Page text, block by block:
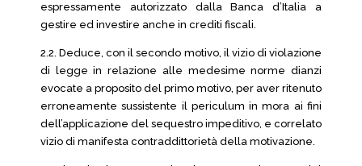
espressamente autorizzato dalla Banca d’Italia a
gestire ed investire anche in crediti fiscali.
2.2. Deduce, con il secondo motivo, il vizio di violazione
di legge in relazione alle medesime norme dianzi
evocate a proposito del primo motivo, per aver ritenuto
erroneamente sussistente il periculum in mora ai fini
dell’applicazione del sequestro impeditivo, e correlato
vizio di manifesta contraddittorietà della motivazione.